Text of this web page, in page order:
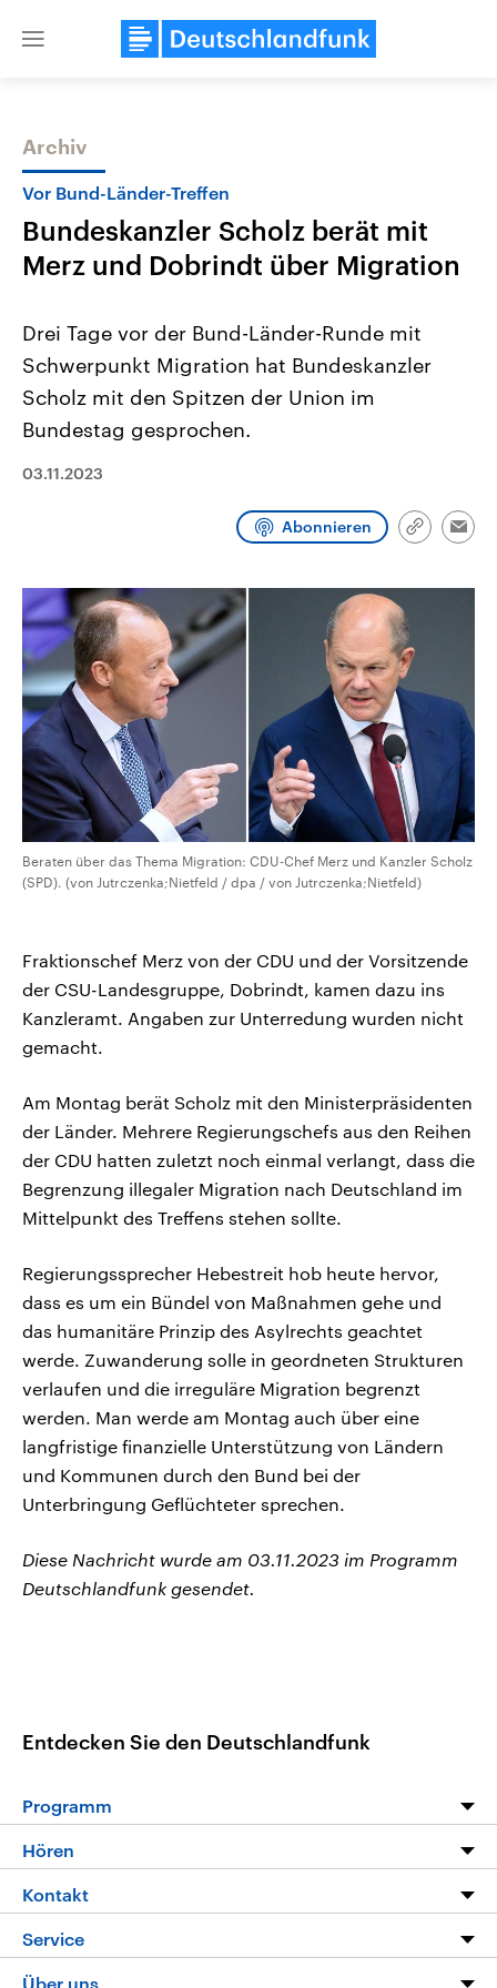
Close
Themen
Landtagswahl Sachsen-Anhalt
2026
Alle Informationen
Sachsen-Anhalt wählt am 6.
Landtag. Seit 2021 wird das
Wahlprogramme, aktuelle Berichte
Wahl.
USA
Aktuelle Beiträge,
aktuelle Weltgeschehen.
Audio-Archiv
Archiv
Vor Bund-Länder-Treffen
Bundeskanzler Scholz berät mit
Merz und Dobrindt über Migration
Drei Tage vor der Bund-Länder-Runde mit
Schwerpunkt Migration hat Bundeskanzler
Scholz mit den Spitzen der Union im
Bundestag gesprochen.
03.11.2023
Abonnieren
Link
Beraten über das Thema Migration: CDU-Chef Merz und Kanzler Scholz
(SPD). (von Jutrczenka;Nietfeld / dpa / von Jutrczenka;Nietfeld)
Fraktionschef Merz von der CDU und der Vorsitzende
der CSU-Landesgruppe, Dobrindt, kamen dazu ins
Kanzleramt. Angaben zur Unterredung wurden nicht
gemacht.
Am Montag berät Scholz mit den Ministerpräsidenten
der Länder. Mehrere Regierungschefs aus den Reihen
der CDU hatten zuletzt noch einmal verlangt, dass die
Begrenzung illegaler Migration nach Deutschland im
Mittelpunkt des Treffens stehen sollte.
Regierungssprecher Hebestreit hob heute hervor,
dass es um ein Bündel von Maßnahmen gehe und
das humanitäre Prinzip des Asylrechts geachtet
werde. Zuwanderung solle in geordneten Strukturen
verlaufen und die irreguläre Migration begrenzt
werden. Man werde am Montag auch über eine
langfristige finanzielle Unterstützung von Ländern
und Kommunen durch den Bund bei der
Unterbringung Geflüchteter sprechen.
Diese Nachricht wurde am 03.11.2023 im Programm
Deutschlandfunk gesendet.
Entdecken Sie den Deutschlandfunk
Programm
Programm
Die Nachrichten
Nachrichtenleicht
Hören
Livestream
Podcasts
Kontakt
Hörerservice
Service
FAQ
Über uns